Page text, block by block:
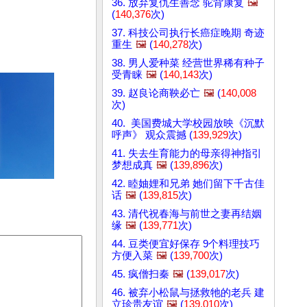
36. 放弃复仇生善念 驼背康复 🖼️
(140,376次)
37. 科技公司执行长癌症晚期 奇迹
重生 🖼️ (140,278次)
38. 男人爱种菜 经营世界稀有种子
受青睐 🖼️ (140,143次)
39. 赵良论商鞅必亡 🖼️ (140,008
次)
40. 美国费城大学校园放映《沉默
呼声》 观众震撼 (139,929次)
41. 失去生育能力的母亲得神指引
梦想成真 🖼️ (139,896次)
42. 睦妯娌和兄弟 她们留下千古佳
话 🖼️ (139,815次)
43. 清代祝春海与前世之妻再结姻
缘 🖼️ (139,771次)
44. 豆类便宜好保存 9个料理技巧
方便入菜 🖼️ (139,700次)
45. 疯僧扫秦 🖼️ (139,017次)
46. 被弃小松鼠与拯救牠的老兵 建
立珍贵友谊 🖼️ (139,010次)